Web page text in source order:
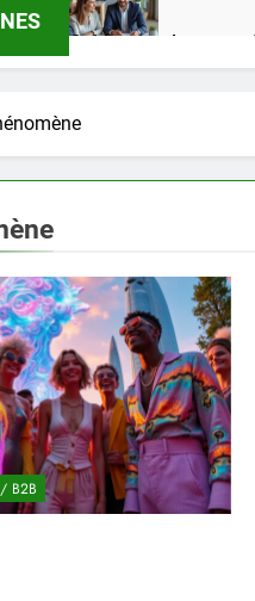
Guide complet pour
1 Semaine Ago
Quel est le salaire
4 Mois Ago
Découvrez notre test
4 Mois Ago
Liste complète des
4 Mois Ago
Quels sont les
B2B